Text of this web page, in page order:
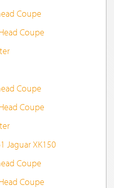
Coupe
Coupe
Coupe
Coupe
Jaguar XK150
Coupe
Coupe